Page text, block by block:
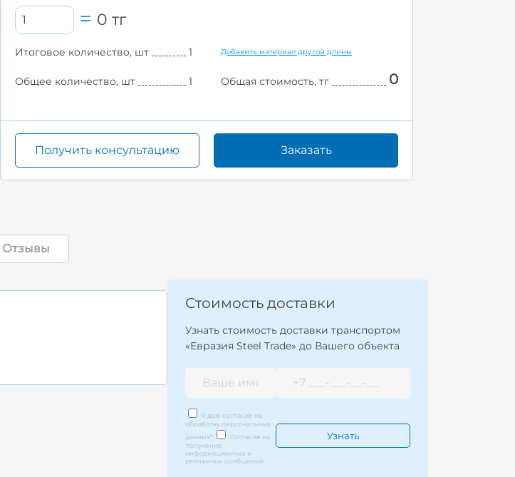
0 тг
Итоговое количество, шт 1 Добавить материал другой длины
Общее количество, шт 1 Общая стоимость, тг 0
Получить консультацию Заказать
Отзывы
Стоимость доставки
Узнать стоимость доставки транспортом
«Евразия Steel Trade» до Вашего объекта
Я даю согласие на
обработку персональных
данных*
Согласие на
получение
информационных и
рекламных сообщений